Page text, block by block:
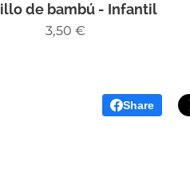
de bambú - Infantil
3,50 €
Share